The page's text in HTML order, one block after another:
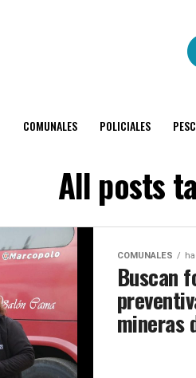
COMUNALES POLICIALES
All posts
COMUNALES
Buscan
mineras